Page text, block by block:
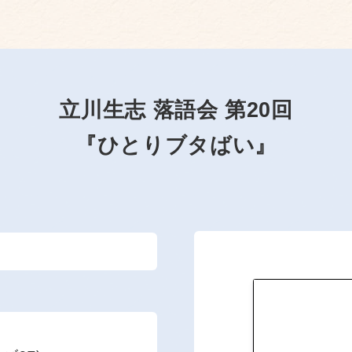
立川生志 落語会 第20回
『ひとりブタばい』